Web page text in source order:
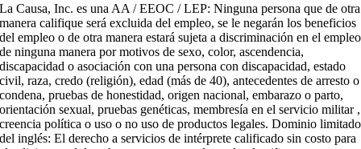
La Causa, Inc. es una AA / EEOC / LEP: Ninguna persona que de otra
manera califique será excluida del empleo, se le negarán los beneficios
del empleo o de otra manera estará sujeta a discriminación en el empleo
de ninguna manera por motivos de sexo, color, ascendencia,
discapacidad o asociación con una persona con discapacidad, estado
civil, raza, credo (religión), edad (más de 40), antecedentes de arresto o
condena, pruebas de honestidad, origen nacional, embarazo o parto,
orientación sexual, pruebas genéticas, membresía en el servicio militar ,
creencia política o uso o no uso de productos legales. Dominio limitado
del inglés: El derecho a servicios de intérprete calificado sin costo para